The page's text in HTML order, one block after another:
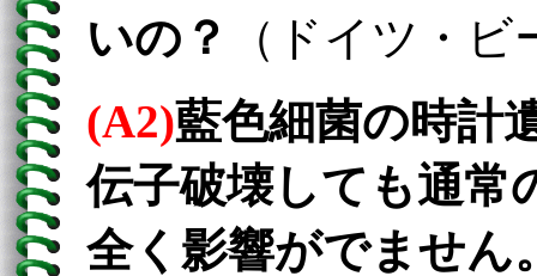
いの？
（ドイツ・
(A2)藍色細菌の時計
伝子破壊しても通常
全く影響がでません